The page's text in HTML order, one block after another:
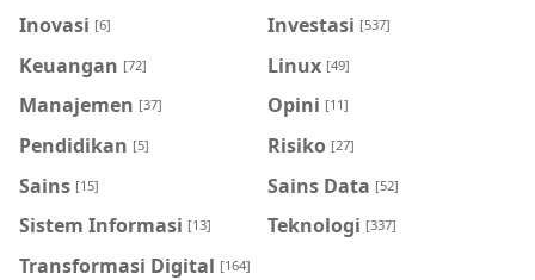
Inovasi [6] Investasi [537]
Keuangan [72] Linux [49]
Manajemen [37] Opini [11]
Pendidikan [5] Risiko [27]
Sains [15] Sains Data [52]
Sistem Informasi [13] Teknologi [337]
Transformasi Digital [164]